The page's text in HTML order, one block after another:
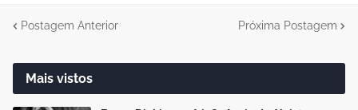
Postagem Anterior Próxima Postagem
Mais vistos